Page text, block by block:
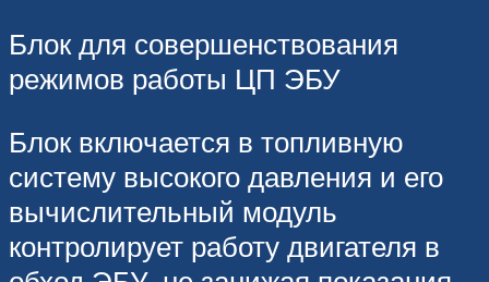
Блок для совершенствования
режимов работы ЦП ЭБУ
Блок включается в топливную
систему высокого давления и его
вычислительный модуль
контролирует работу двигателя в